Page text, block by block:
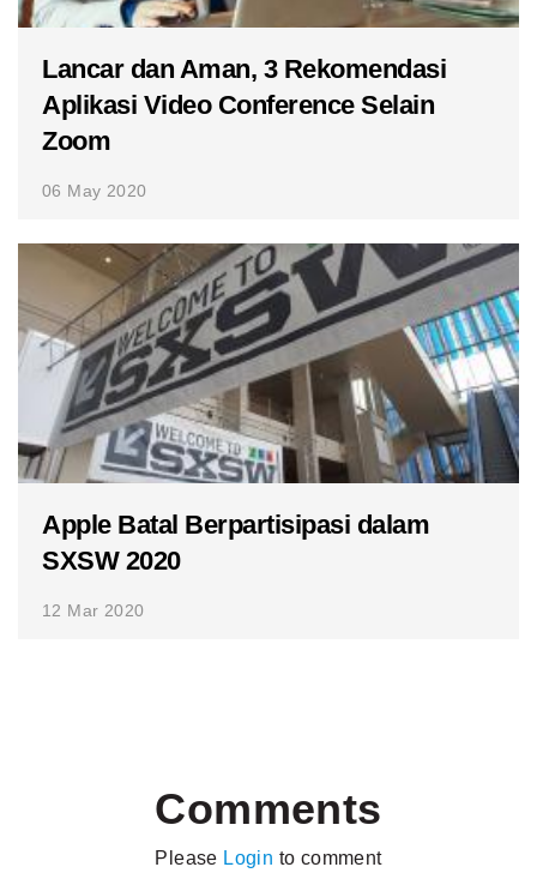
Lancar dan Aman, 3 Rekomendasi
Aplikasi Video Conference Selain
Zoom
06 May 2020
Apple Batal Berpartisipasi dalam
SXSW 2020
12 Mar 2020
Comments
Please Login to comment